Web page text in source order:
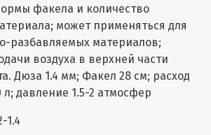
факела и количество
может применяться для
разбавляемых материалов;
воздуха в верхней части
Дюза 1.4 мм; Факел 28 см; расход
л; давление 1.5-2 атмосфер
1.4